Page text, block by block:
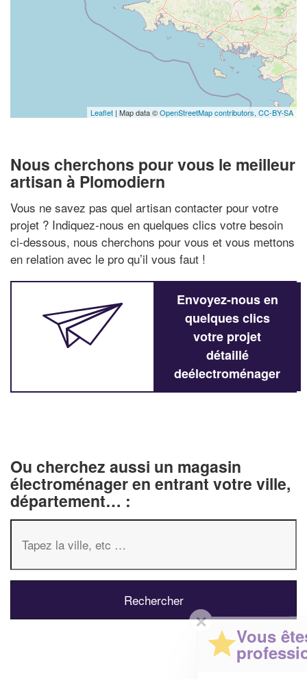
Leaflet | Map data ©OpenStreetMap contributors, CC-BY-SA
Nous cherchons pour vous le meilleur
artisan à Plomodiern
Vous ne savez pas quel artisan contacter pour votre
projet ? Indiquez-nous en quelques clics votre besoin
ci-dessous, nous cherchons pour vous et vous mettons
en relation avec le pro qu’il vous faut !
Envoyez-nous en
quelques clics
votre projet
détaillé
deélectroménager
Ou cherchez aussi un magasin
électroménager en entrant votre ville,
département… :
✕
Vous êtes un
professionnel ?